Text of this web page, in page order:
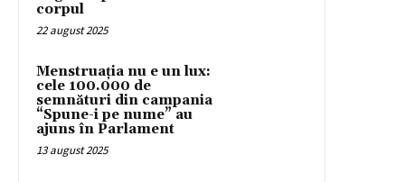
corpul
22 august 2025
Menstruația nu e un lux:
cele 100.000 de
semnături din campania
“Spune-i pe nume” au
ajuns în Parlament
13 august 2025